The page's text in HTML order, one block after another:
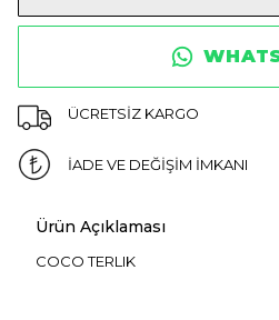
ÜCRETSİZ KARGO
İADE VE DEĞİŞİM İMKANI
Ürün Açıklaması
COCO TERLIK